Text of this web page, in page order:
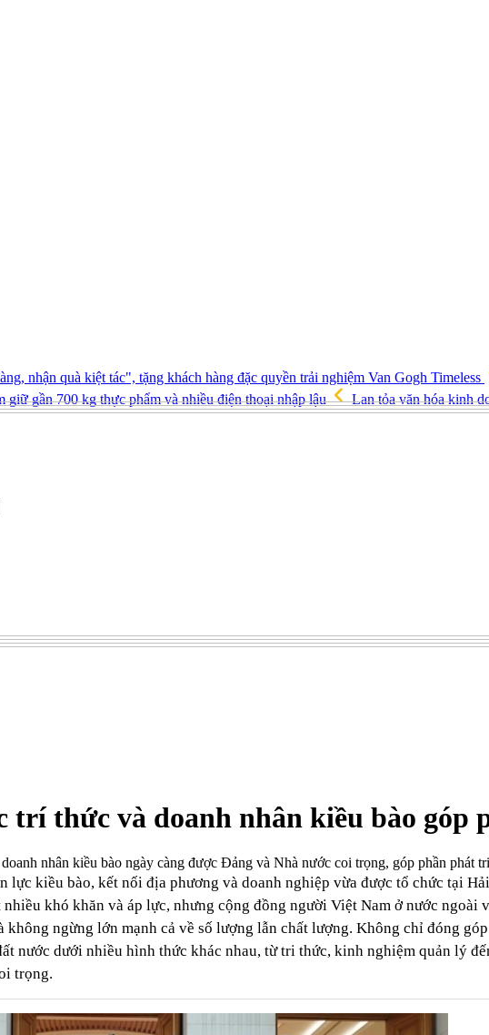
nhận quà kiệt tác", tặng khách hàng đặc quyền trải nghiệm Van Gogh Timeless
giữ gần 700 kg thực phẩm và nhiều điện thoại nhập lậu
Lan tỏa văn hóa kinh
trí thức và doanh nhân kiều bào góp
nhân kiều bào ngày càng được Đảng và Nhà nước coi trọng, góp phần phát
lực kiều bào, kết nối địa phương và doanh nghiệp vừa được tổ chức tại
khó khăn và áp lực, nhưng cộng đồng người Việt Nam ở nước
không ngừng lớn mạnh cả về số lượng lẫn chất lượng. Không chỉ đóng
nước dưới nhiều hình thức khác nhau, từ tri thức, kinh nghiệm quản lý
trọng.